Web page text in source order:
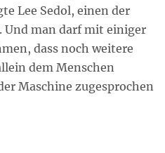
Lee Sedol, einen der
Und man darf mit einiger
dass noch weitere
dem Menschen
Maschine zugesprochen